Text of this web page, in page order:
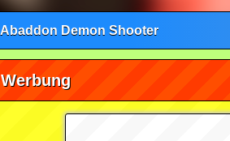
Abaddon Demon Shooter
Werbung